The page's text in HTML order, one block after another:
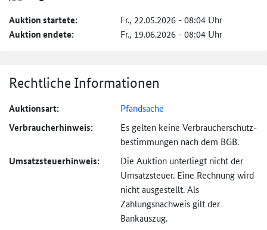
Auktion startete: Fr., 22.05.2026 - 08:04 Uhr
Auktion endete: Fr., 19.06.2026 - 08:04 Uhr
Rechtliche Informationen
Auktionsart: Pfandsache
Verbraucher­hinweis:
Es gelten keine Verbraucher­schutz­
bestimmungen nach dem BGB.
Umsatzsteuer­hinweis:
Die Auktion unterliegt nicht der
Umsatzsteuer. Eine Rechnung wird
nicht ausgestellt. Als
Zahlungsnachweis gilt der
Bankauszug.